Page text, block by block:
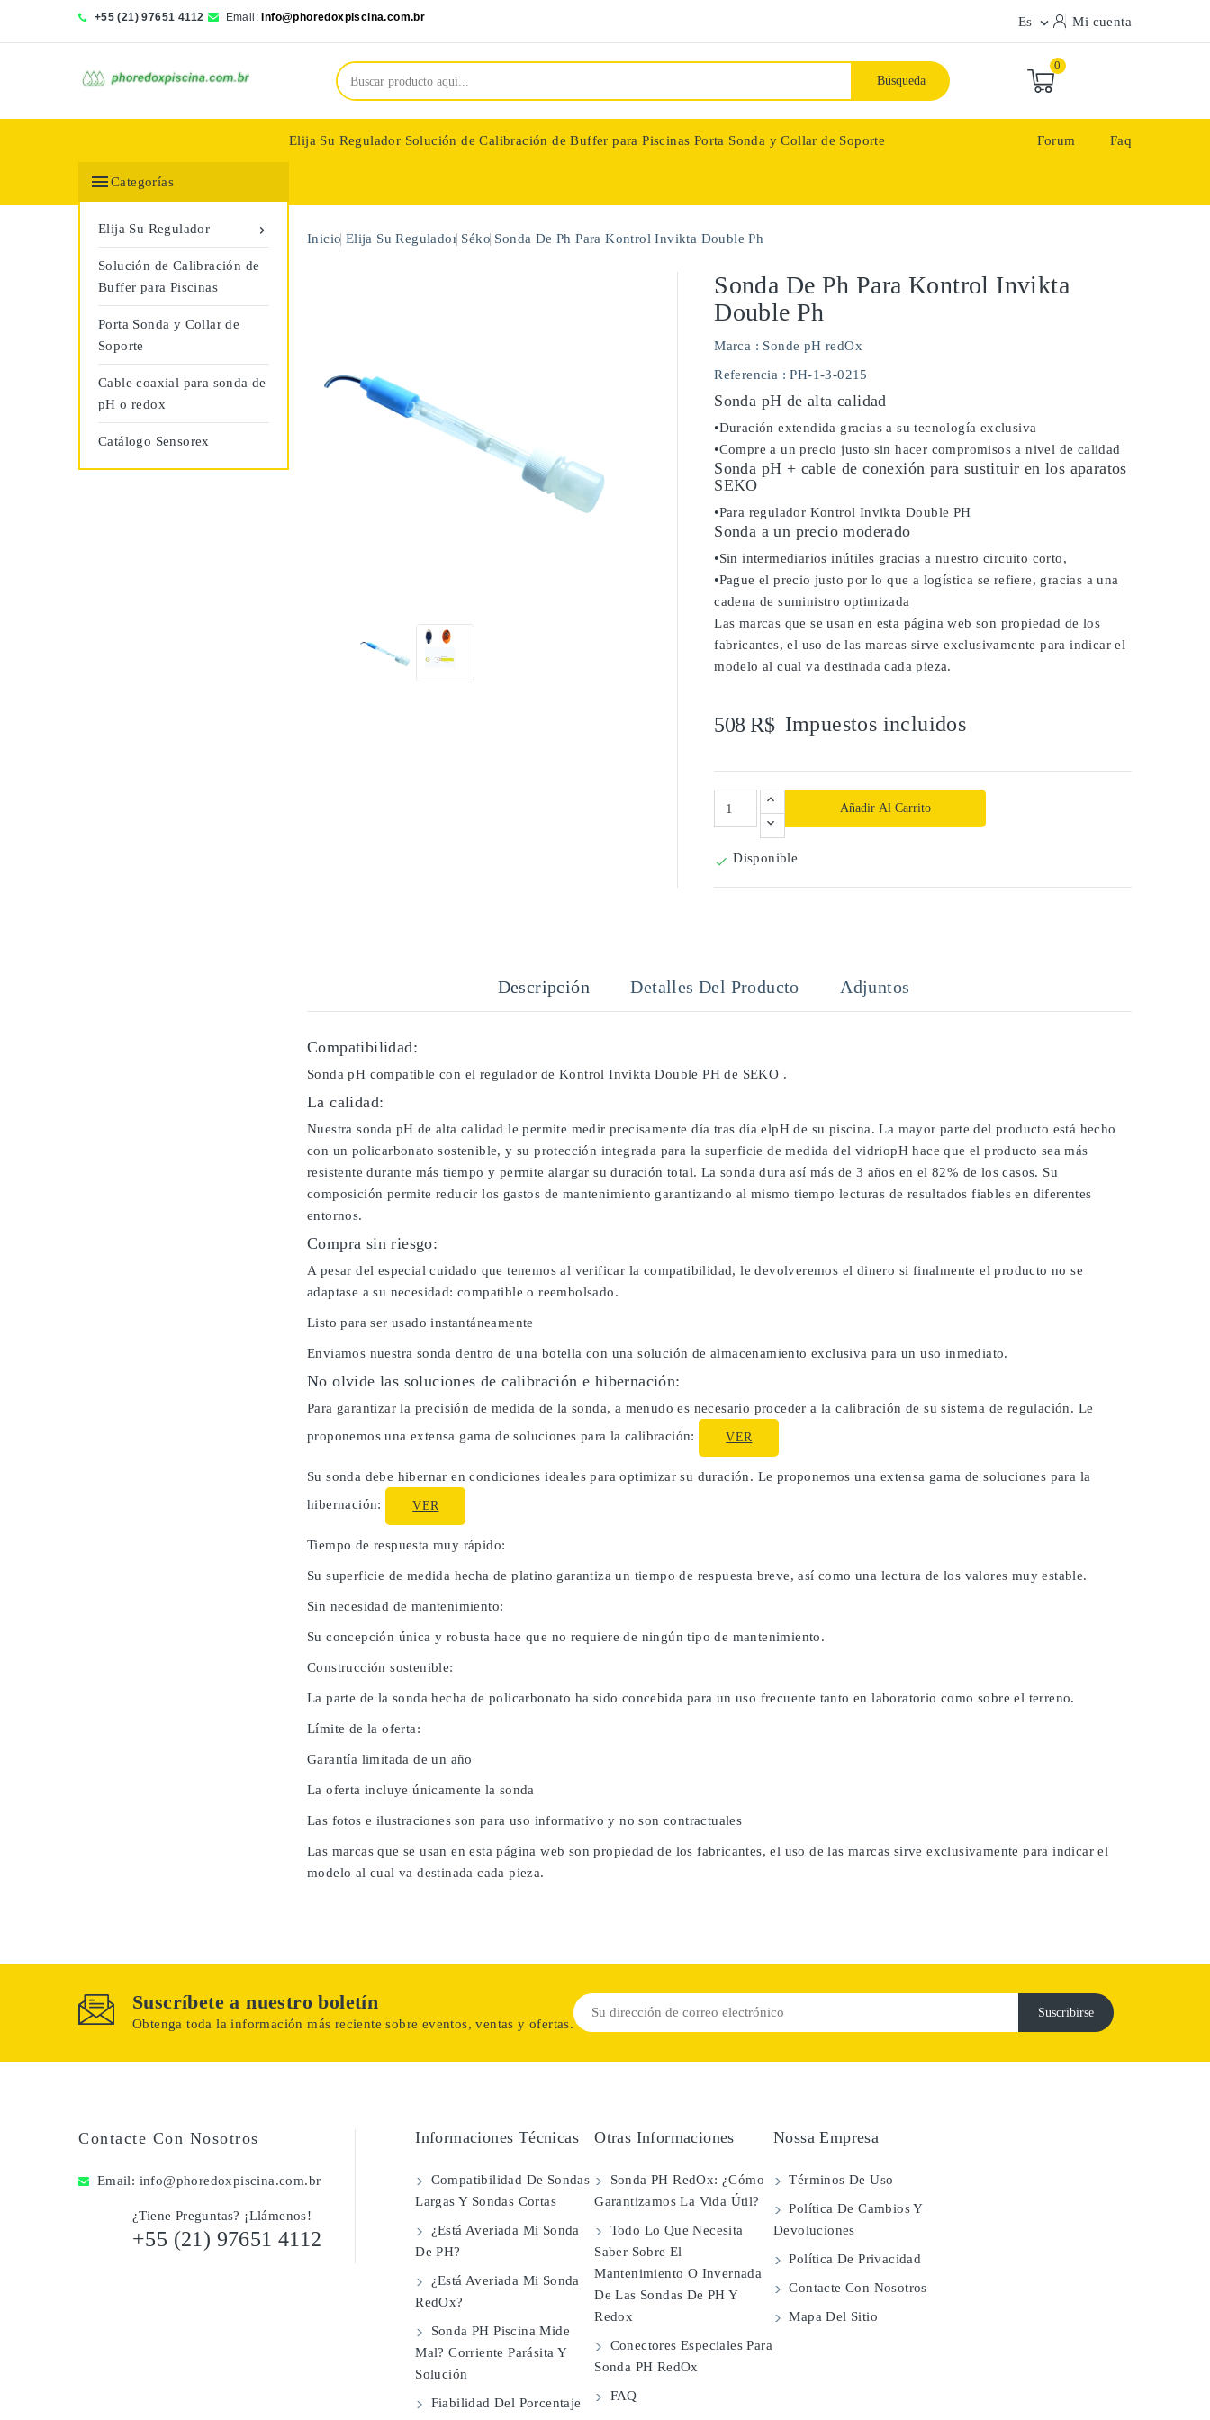
+55 (21) 97651 4112 Email: info@phoredoxpiscina.com.br Es  Mi cuenta
Búsqueda
0
Elija Su Regulador Solución de Calibración de Buffer para Piscinas Porta Sonda y Collar de Soporte Forum Faq
Categorías

Elija Su Regulador
Solución de Calibración de
Buffer para Piscinas
Porta Sonda y Collar de
Soporte
Cable coaxial para sonda de
pH o redox
Catálogo Sensorex
Inicio Elija Su Regulador Séko Sonda De Ph Para Kontrol Invikta Double Ph
Sonda De Ph Para Kontrol Invikta
Double Ph
Marca : Sonde pH redOx
Referencia : PH-1-3-0215
Sonda pH de alta calidad
•Duración extendida gracias a su tecnología exclusiva
•Compre a un precio justo sin hacer compromisos a nivel de calidad
Sonda pH + cable de conexión para sustituir en los aparatos
SEKO
•Para regulador Kontrol Invikta Double PH
Sonda a un precio moderado
•Sin intermediarios inútiles gracias a nuestro circuito corto,
•Pague el precio justo por lo que a logística se refiere, gracias a una
cadena de suministro optimizada
Las marcas que se usan en esta página web son propiedad de los
fabricantes, el uso de las marcas sirve exclusivamente para indicar el
modelo al cual va destinada cada pieza.
508 R$ Impuestos incluidos
Añadir Al Carrito
 Disponible
Descripción Detalles Del Producto Adjuntos
Compatibilidad:
Sonda pH compatible con el regulador de Kontrol Invikta Double PH de SEKO .
La calidad:
Nuestra sonda pH de alta calidad le permite medir precisamente día tras día elpH de su piscina. La mayor parte del producto está hecho
con un policarbonato sostenible, y su protección integrada para la superficie de medida del vidriopH hace que el producto sea más
resistente durante más tiempo y permite alargar su duración total. La sonda dura así más de 3 años en el 82% de los casos. Su
composición permite reducir los gastos de mantenimiento garantizando al mismo tiempo lecturas de resultados fiables en diferentes
entornos.
Compra sin riesgo:
A pesar del especial cuidado que tenemos al verificar la compatibilidad, le devolveremos el dinero si finalmente el producto no se
adaptase a su necesidad: compatible o reembolsado.
Listo para ser usado instantáneamente
Enviamos nuestra sonda dentro de una botella con una solución de almacenamiento exclusiva para un uso inmediato.
No olvide las soluciones de calibración e hibernación:
Para garantizar la precisión de medida de la sonda, a menudo es necesario proceder a la calibración de su sistema de regulación. Le
proponemos una extensa gama de soluciones para la calibración:
VER
Su sonda debe hibernar en condiciones ideales para optimizar su duración. Le proponemos una extensa gama de soluciones para la
hibernación:
VER
Tiempo de respuesta muy rápido:
Su superficie de medida hecha de platino garantiza un tiempo de respuesta breve, así como una lectura de los valores muy estable.
Sin necesidad de mantenimiento:
Su concepción única y robusta hace que no requiere de ningún tipo de mantenimiento.
Construcción sostenible:
La parte de la sonda hecha de policarbonato ha sido concebida para un uso frecuente tanto en laboratorio como sobre el terreno.
Límite de la oferta:
Garantía limitada de un año
La oferta incluye únicamente la sonda
Las fotos e ilustraciones son para uso informativo y no son contractuales
Las marcas que se usan en esta página web son propiedad de los fabricantes, el uso de las marcas sirve exclusivamente para indicar el
modelo al cual va destinada cada pieza.
Suscríbete a nuestro boletín
Obtenga toda la información más reciente sobre eventos, ventas y ofertas.
Contacte Con Nosotros
Email: info@phoredoxpiscina.com.br
¿Tiene Preguntas? ¡Llámenos!
+55 (21) 97651 4112
Informaciones Técnicas
Compatibilidad De Sondas
Largas Y Sondas Cortas
¿Está Averiada Mi Sonda
De PH?
¿Está Averiada Mi Sonda
RedOx?
Sonda PH Piscina Mide
Mal? Corriente Parásita Y
Solución
Fiabilidad Del Porcentaje
Otras Informaciones
Sonda PH RedOx: ¿Cómo
Garantizamos La Vida Útil?
Todo Lo Que Necesita
Saber Sobre El
Mantenimiento O Invernada
De Las Sondas De PH Y
Redox
Conectores Especiales Para
Sonda PH RedOx
FAQ
Nossa Empresa
Términos De Uso
Política De Cambios Y
Devoluciones
Política De Privacidad
Contacte Con Nosotros
Mapa Del Sitio